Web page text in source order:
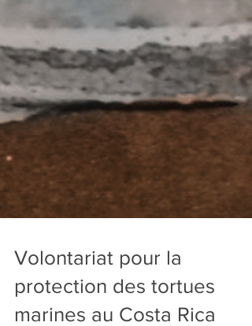
Volontariat pour la
protection des tortues